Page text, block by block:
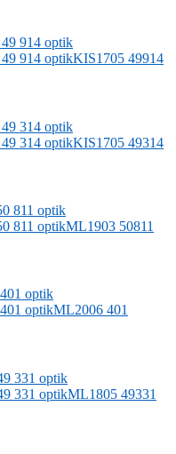
KIS1705 49914
KIS1705 49314
ML1903 50811
ML2006 401
ML1805 49331